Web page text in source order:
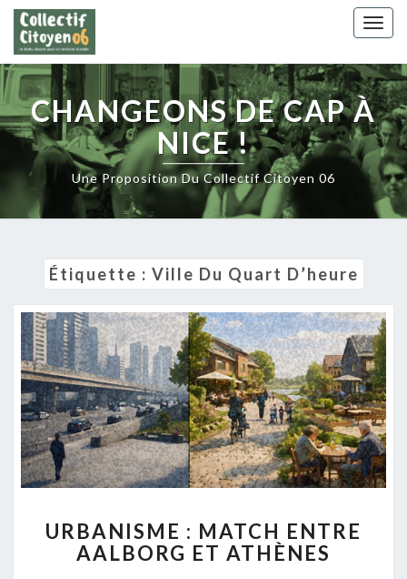
Skip
content
CHANGEONS DE CAP À
NICE !
Une Proposition Du Collectif Citoyen 06
Étiquette : Ville Du Quart D’heure
:
MATCH
URBANISME : MATCH ENTRE
AALBORG ET ATHÈNES